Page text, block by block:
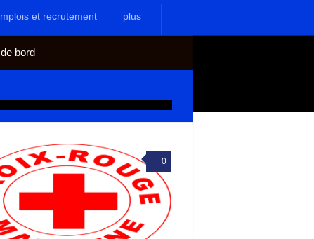
et recrutement plus
bord
0